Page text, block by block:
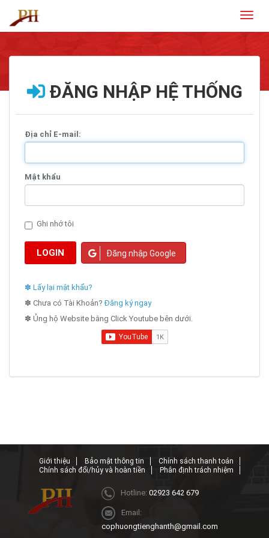
ĐĂNG NHẬP HỆ THỐNG
Địa chỉ E-mail:
Mật khẩu
Ghi nhớ tôi
LOGIN Đăng nhập Google
✽ Lấy lại mật khẩu?
✽ Chưa có Tài Khoản?Đăng ký ngay
✽ Ủng hộ Website bằng Click Youtube bên dưới.
Giới thiệu Bảo mật thông tin
Chính sách thanh toán
Chính sách đổi/hủy và hoàn tiền
Phân định trách nhiệm
Hotline: 02923 642 679
Email:
cophuongtienghanth@gmail.com